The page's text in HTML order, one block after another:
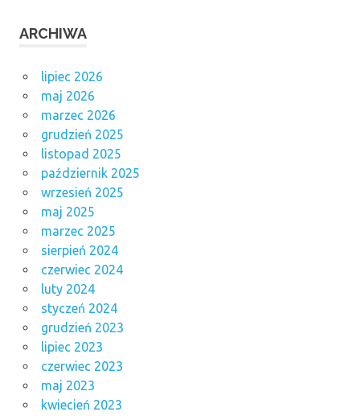
ARCHIWA
lipiec 2026
maj 2026
marzec 2026
grudzień 2025
listopad 2025
październik 2025
wrzesień 2025
maj 2025
marzec 2025
sierpień 2024
czerwiec 2024
luty 2024
styczeń 2024
grudzień 2023
lipiec 2023
czerwiec 2023
maj 2023
kwiecień 2023